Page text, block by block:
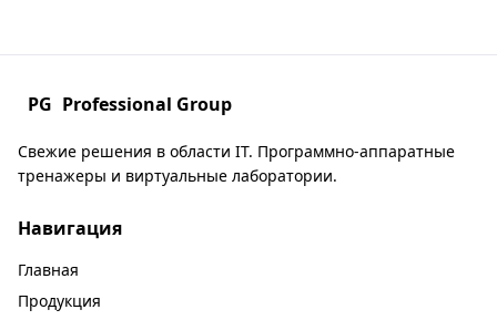
PG Professional Group
Свежие решения в области IT. Программно-аппаратные
тренажеры и виртуальные лаборатории.
Навигация
Главная
Продукция